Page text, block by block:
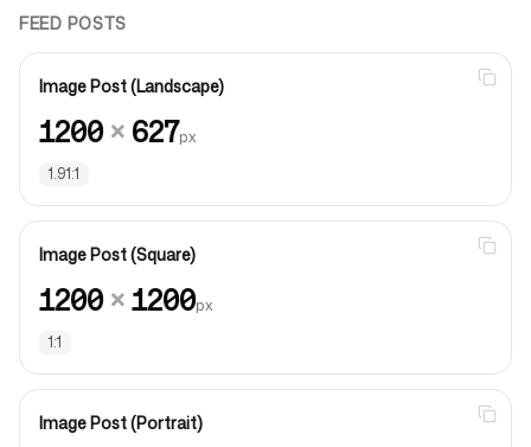
FEED POSTS
Image Post (Landscape)
1200× 627px
1.91:1
Image Post (Square)
1200×1200px
1:1
Image Post (Portrait)